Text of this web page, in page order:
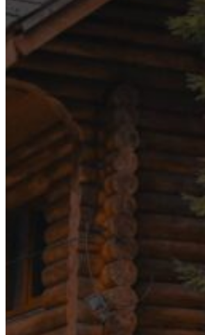
KÕIK
MEIE TEENUSED
KÜSI